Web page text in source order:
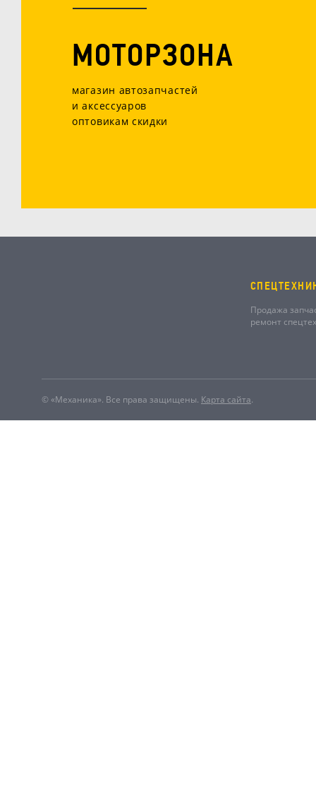
МОТОРЗОНА
магазин автозапчастей
и аксессуаров
оптовикам скидки
Продажа
ремонт
© «Механика». Все права защищены. Карта сайта.